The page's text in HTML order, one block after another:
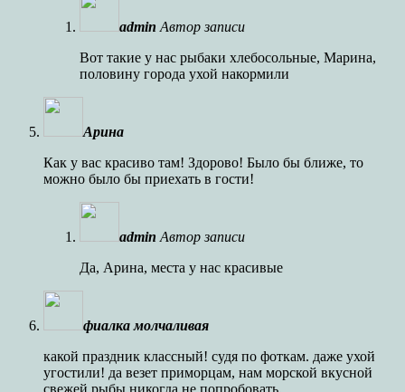
admin Автор записи
Вот такие у нас рыбаки хлебосольные, Марина,
половину города ухой накормили
Арина
Как у вас красиво там! Здорово! Было бы ближе, то
можно было бы приехать в гости!
admin Автор записи
Да, Арина, места у нас красивые
фиалка молчаливая
какой праздник классный! судя по фоткам. даже ухой
угостили! да везет приморцам, нам морской вкусной
свежей рыбы никогда не попробовать.